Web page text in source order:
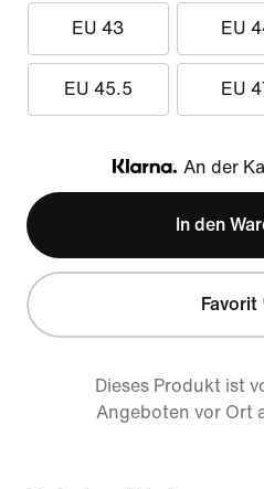
EU 43 EU
EU 45.5 EU
Klarna
An der
In den
Favorit
Dieses Produkt ist
Angeboten vor Ort